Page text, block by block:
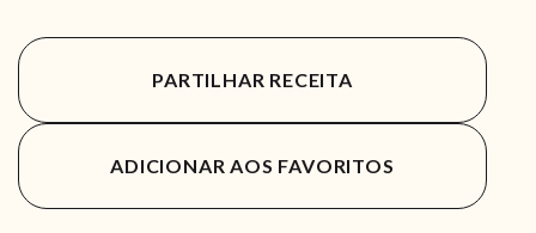
PARTILHAR RECEITA
ADICIONAR AOS FAVORITOS